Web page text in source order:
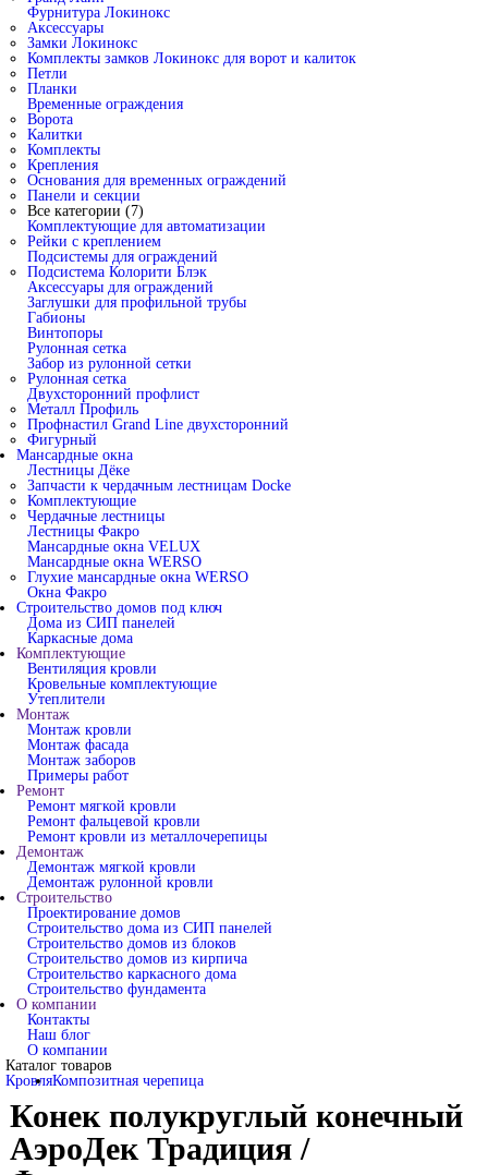
Фурнитура Локинокс
Аксессуары
Замки Локинокс
Комплекты замков Локинокс для ворот и калиток
Петли
Планки
Временные ограждения
Ворота
Калитки
Комплекты
Крепления
Основания для временных ограждений
Панели и секции
Все категории (7)
Комплектующие для автоматизации
Рейки с креплением
Подсистемы для ограждений
Подсистема Колорити Блэк
Аксессуары для ограждений
Заглушки для профильной трубы
Габионы
Винтопоры
Рулонная сетка
Забор из рулонной сетки
Рулонная сетка
Двухсторонний профлист
Металл Профиль
Профнастил Grand Line двухсторонний
Фигурный
Мансардные окна
Лестницы Дёке
Запчасти к чердачным лестницам Docke
Комплектующие
Чердачные лестницы
Лестницы Факро
Мансардные окна VELUX
Мансардные окна WERSO
Глухие мансардные окна WERSO
Окна Факро
Строительство домов под ключ
Дома из СИП панелей
Каркасные дома
Комплектующие
Вентиляция кровли
Кровельные комплектующие
Утеплители
Монтаж
Монтаж кровли
Монтаж фасада
Монтаж заборов
Примеры работ
Ремонт
Ремонт мягкой кровли
Ремонт фальцевой кровли
Ремонт кровли из металлочерепицы
Демонтаж
Демонтаж мягкой кровли
Демонтаж рулонной кровли
Строительство
Проектирование домов
Строительство дома из СИП панелей
Строительство домов из блоков
Строительство домов из кирпича
Строительство каркасного дома
Строительство фундамента
О компании
Контакты
Наш блог
О компании
Каталог товаров
КровляКомпозитная черепица
Конек полукруглый конечный
АэроДек Традиция /